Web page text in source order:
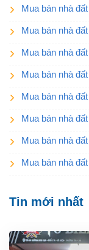
Mua bán nhà
Mua bán nhà
Mua bán nhà
Mua bán nhà
Mua bán nhà
Mua bán nhà
Mua bán nhà
Mua bán nhà
Tin mới nhất